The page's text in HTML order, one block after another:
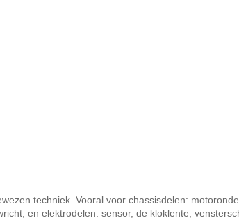
techniek. Vooral voor chassisdelen:
en elektrodelen: sensor, de kloklente,